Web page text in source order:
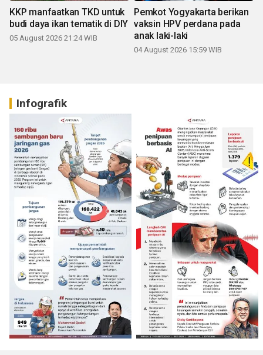
KKP manfaatkan TKD untuk
budi daya ikan tematik di DIY
05 August 2026 21:24 WIB
Pemkot Yogyakarta berikan
vaksin HPV perdana pada
anak laki-laki
04 August 2026 15:59 WIB
Infografik